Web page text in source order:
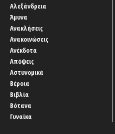
Αλεξάνδρεια
Άμυνα
Ανακλήσεις
Ανακοινώσεις
Ανέκδοτα
Απόψεις
Αστυνομικά
Βέροια
Βιβλία
Βότανα
Γυναίκα